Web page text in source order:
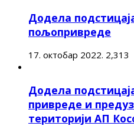
Додела
пољопривреде
17. октобар 2022. 2,313
Додела
привреде и
територији АП